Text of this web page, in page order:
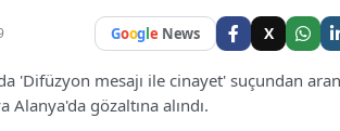
Google News X
'Difüzyon mesajı ile cinayet' suçundan
gözaltına alındı.